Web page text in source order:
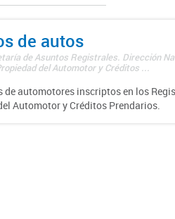
de autos
de Asuntos Registrales. Dirección
del Automotor y Créditos ...
de automotores inscriptos en los
Automotor y Créditos Prendarios.